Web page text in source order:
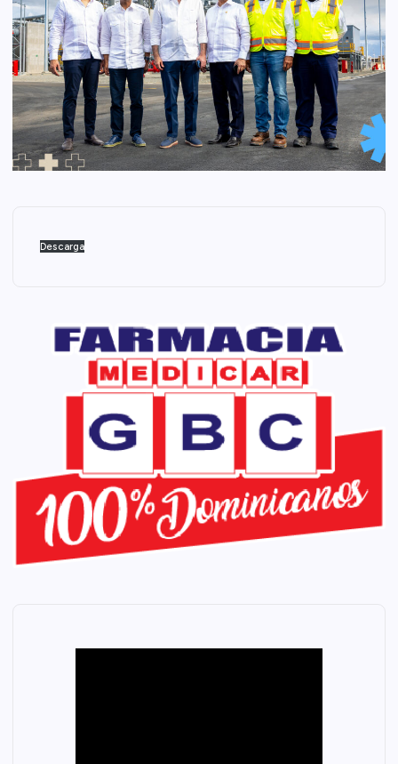
Descarga